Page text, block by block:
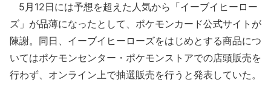
5月12日には予想を超えた人気から「イーブイヒーロー
ズ」が品薄になったとして、ポケモンカード公式サイトが
陳謝。同日、イーブイヒーローズをはじめとする商品につ
いてはポケモンセンター・ポケモンストアでの店頭販売を
行わず、オンライン上で抽選販売を行うと発表していた。